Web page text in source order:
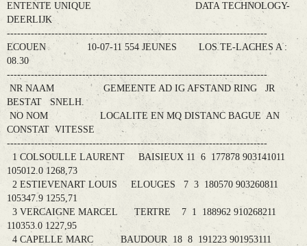
ENTENTE UNIQUE DATA TECHNOLOGY-
DEERLIJK
----------------------------------------------------------------------------
ECOUEN 10-07-11 554 JEUNES LOS TE-LACHES A :
08.30
----------------------------------------------------------------------------
NR NAAM GEMEENTE AD IG AFSTAND RING JR
BESTAT SNELH.
NO NOM LOCALITE EN MQ DISTANC BAGUE AN
CONSTAT VITESSE
----------------------------------------------------------------------------
1 COLSOULLE LAURENT BAISIEUX 11 6 177878 903141011
105012.0 1268,73
2 ESTIEVENART LOUIS ELOUGES 7 3 180570 903260811
105347.9 1255,71
3 VERCAIGNE MARCEL TERTRE 7 1 188962 910268211
110353.0 1227,95
4 CAPELLE MARC BAUDOUR 18 8 191223 901953111